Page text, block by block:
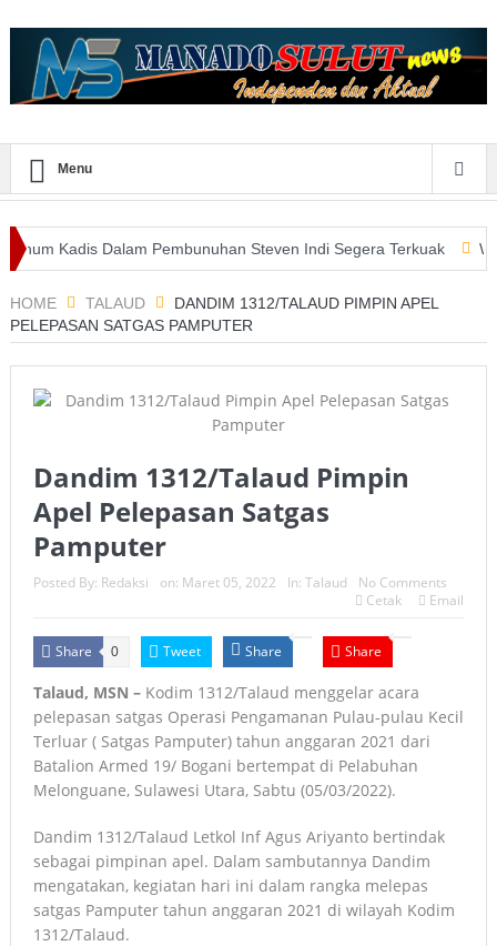
Menu
Dalam Pembunuhan Steven Indi Segera Terkuak Wali Kota
HOME TALAUD
DANDIM 1312/TALAUD PIMPIN APEL
PELEPASAN SATGAS PAMPUTER
Dandim 1312/Talaud Pimpin
Apel Pelepasan Satgas
Pamputer
Posted By: Redaksi on: Maret 05, 2022 In: Talaud
No Comments
Cetak
Email
Share 0 Tweet Share Share
Talaud, MSN – Kodim 1312/Talaud menggelar acara
pelepasan satgas Operasi Pengamanan Pulau-pulau Kecil
Terluar ( Satgas Pamputer) tahun anggaran 2021 dari
Batalion Armed 19/ Bogani bertempat di Pelabuhan
Melonguane, Sulawesi Utara, Sabtu (05/03/2022).
Dandim 1312/Talaud Letkol Inf Agus Ariyanto bertindak
sebagai pimpinan apel. Dalam sambutannya Dandim
mengatakan, kegiatan hari ini dalam rangka melepas
satgas Pamputer tahun anggaran 2021 di wilayah Kodim
1312/Talaud.